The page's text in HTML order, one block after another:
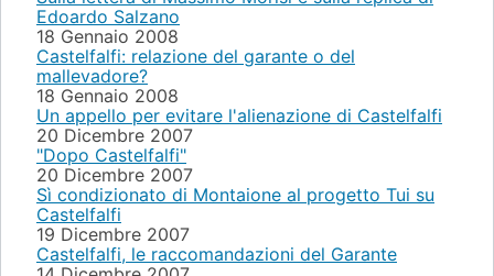
Edoardo Salzano
18 Gennaio 2008
Castelfalfi: relazione del garante o del
mallevadore?
18 Gennaio 2008
Un appello per evitare l'alienazione di Castelfalfi
20 Dicembre 2007
"Dopo Castelfalfi"
20 Dicembre 2007
Sì condizionato di Montaione al progetto Tui su
Castelfalfi
19 Dicembre 2007
Castelfalfi, le raccomandazioni del Garante